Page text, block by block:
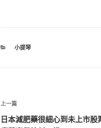
分
小提琴
文
章
上
一
上一篇
日本減肥藥很細心到未上市股